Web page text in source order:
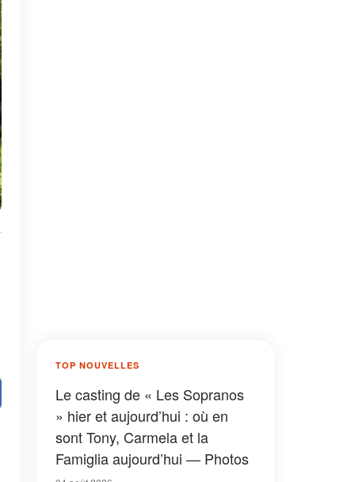
TOP NOUVELLES
Le casting de « Les Sopranos
» hier et aujourd’hui : où en
sont Tony, Carmela et la
Famiglia aujourd’hui — Photos